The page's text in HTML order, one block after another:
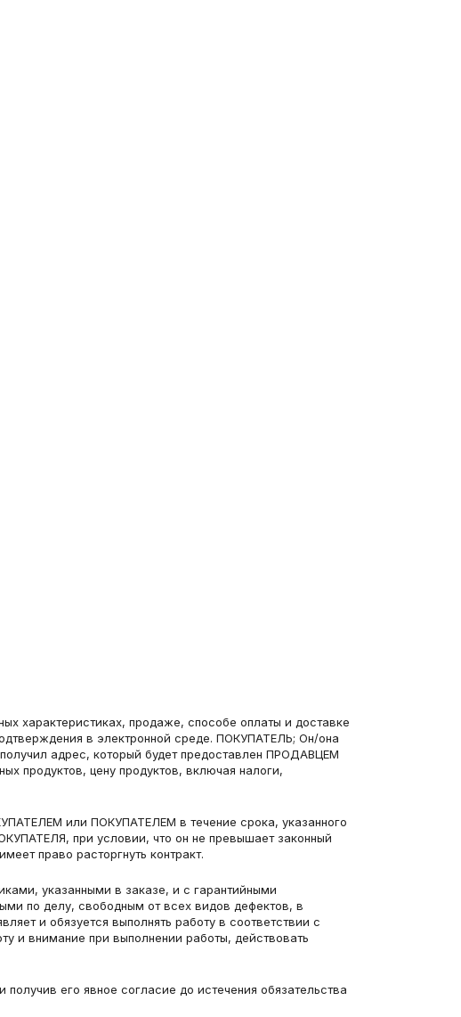
характеристиках, продаже, способе оплаты и доставке
в электронной среде. ПОКУПАТЕЛЬ; Он/она
адрес, который будет предоставлен ПРОДАВЦЕМ
продуктов, цену продуктов, включая налоги,
или ПОКУПАТЕЛЕМ в течение срока, указанного
при условии, что он не превышает законный
право расторгнуть контракт.
указанными в заказе, и с гарантийными
по делу, свободным от всех видов дефектов, в
и обязуется выполнять работу в соответствии с
и внимание при выполнении работы, действовать
его явное согласие до истечения обязательства